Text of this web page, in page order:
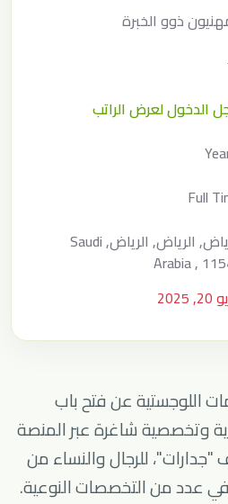
ذوو الخبرة
الدخول لعرض الراتب
Full
الرياض, الرياض, الرياض, Saudi
Arabia ,
اللوجستية عن فتح باب
وتخصصية شاغرة عبر المنصة
"جدارات"، للرجال والنساء من
عدد من التخصصات النوعية.